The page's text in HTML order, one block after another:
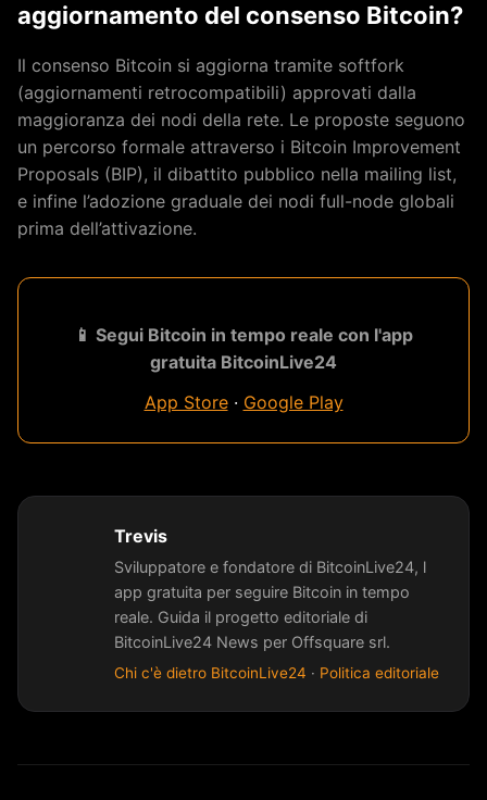
aggiornamento del consenso Bitcoin?
Il consenso Bitcoin si aggiorna tramite softfork
(aggiornamenti retrocompatibili) approvati dalla
maggioranza dei nodi della rete. Le proposte seguono
un percorso formale attraverso i Bitcoin Improvement
Proposals (BIP), il dibattito pubblico nella mailing list,
e infine l’adozione graduale dei nodi full-node globali
prima dell’attivazione.
📱 Segui Bitcoin in tempo reale con l'app
gratuita BitcoinLive24
App Store· Google Play
Trevis
Sviluppatore e fondatore di BitcoinLive24, l
app gratuita per seguire Bitcoin in tempo
reale. Guida il progetto editoriale di
BitcoinLive24 News per Offsquare srl.
Chi c'è dietro BitcoinLive24 · Politica editoriale